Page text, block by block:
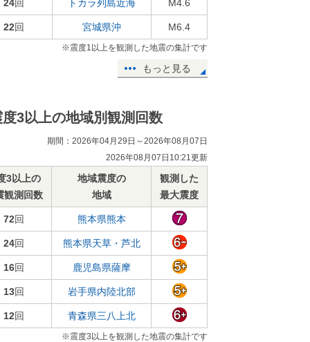
24回 トカラ列島近海 M4.6
22回 宮城県沖 M6.4
※震度1以上を観測した地震の集計です
もっと見る
度3以上の地域別観測回数
期間：2026年04月29日～2026年08月07日
2026年08月07日10:21更新
3以上の
観測回数
地域震度の
地域
観測した
最大震度
72回 熊本県熊本
24回 熊本県天草・芦北
16回 鹿児島県薩摩
13回 岩手県内陸北部
12回 青森県三八上北
※震度3以上を観測した地震の集計です